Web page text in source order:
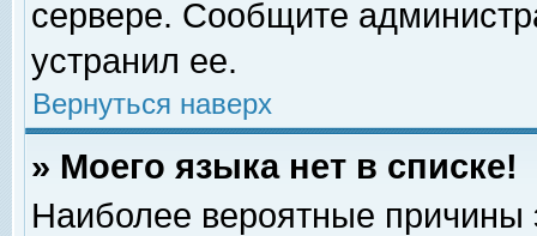
сервере. Сообщите
устранил ее.
Вернуться наверх
» Моего языка нет в списке!
Наиболее вероятные причины